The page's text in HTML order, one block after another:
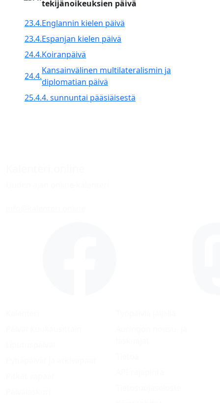
tekijänoikeuksien päivä
23.4.Englannin kielen päivä
23.4.Espanjan kielen päivä
24.4.Koiranpäivä
24.4.
Kansainvälinen multilateralismin ja
diplomatian päivä
25.4.4. sunnuntai pääsiäisestä